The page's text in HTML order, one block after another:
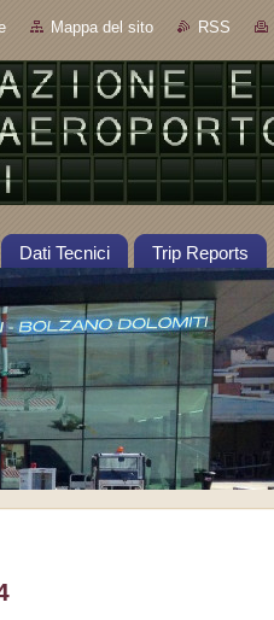
Mappa del sito RSS
Dati Tecnici Trip Reports